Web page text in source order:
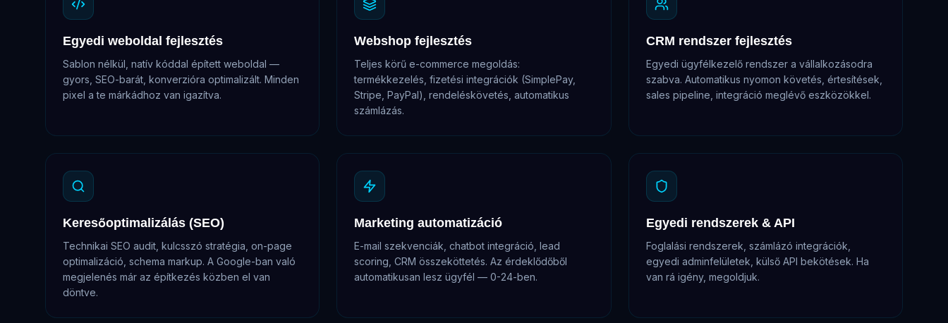
Egyedi weboldal fejlesztés
Sablon nélkül, natív kóddal épített weboldal —
gyors, SEO-barát, konverzióra optimalizált. Minden
pixel a te márkádhoz van igazítva.
Webshop fejlesztés
Teljes körű e-commerce megoldás:
termékkezelés, fizetési integrációk (SimplePay,
Stripe, PayPal), rendeléskövetés, automatikus
számlázás.
CRM rendszer fejlesztés
Egyedi ügyfélkezelő rendszer a vállalkozásodra
szabva. Automatikus nyomon követés, értesítések,
sales pipeline, integráció meglévő eszközökkel.
Keresőoptimalizálás (SEO)
Technikai SEO audit, kulcsszó stratégia, on-page
optimalizáció, schema markup. A Google-ban való
megjelenés már az építkezés közben el van
döntve.
Marketing automatizáció
E-mail szekvenciák, chatbot integráció, lead
scoring, CRM összeköttetés. Az érdeklődőből
automatikusan lesz ügyfél — 0-24-ben.
Egyedi rendszerek & API
Foglalási rendszerek, számlázó integrációk,
egyedi adminfelületek, külső API bekötések. Ha
van rá igény, megoldjuk.